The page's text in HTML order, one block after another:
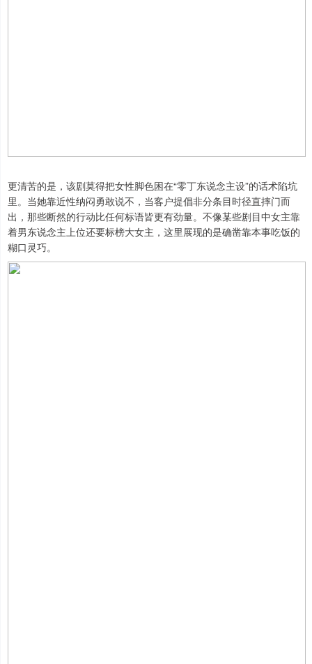
更清苦的是，该剧莫得把女性脚色困在“零丁东说念主设”的话术陷坑
里。当她靠近性纳闷勇敢说不，当客户提倡非分条目时径直摔门而
出，那些断然的行动比任何标语皆更有劲量。不像某些剧目中女主靠
着男东说念主上位还要标榜大女主，这里展现的是确凿靠本事吃饭的
糊口灵巧。